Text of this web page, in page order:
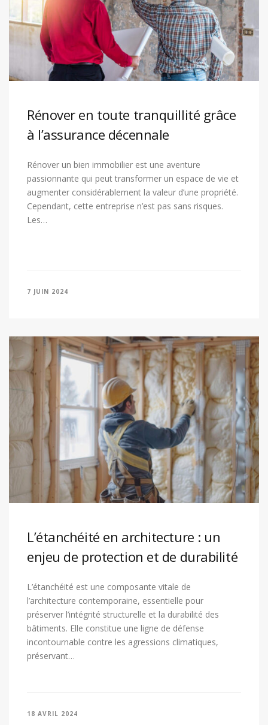
Rénover en toute tranquillité grâce
à l’assurance décennale
Rénover un bien immobilier est une aventure
passionnante qui peut transformer un espace de vie et
augmenter considérablement la valeur d’une propriété.
Cependant, cette entreprise n’est pas sans risques.
Les…
7 JUIN 2024
L’étanchéité en architecture : un
enjeu de protection et de durabilité
L’étanchéité est une composante vitale de
l’architecture contemporaine, essentielle pour
préserver l’intégrité structurelle et la durabilité des
bâtiments. Elle constitue une ligne de défense
incontournable contre les agressions climatiques,
préservant…
18 AVRIL 2024